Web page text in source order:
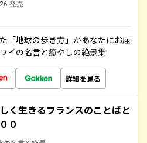
発売
「地球の歩き方」があなたにお届
イの名言と癒やしの絶景集
詳細を見る
く生きるフランスのことばと
０